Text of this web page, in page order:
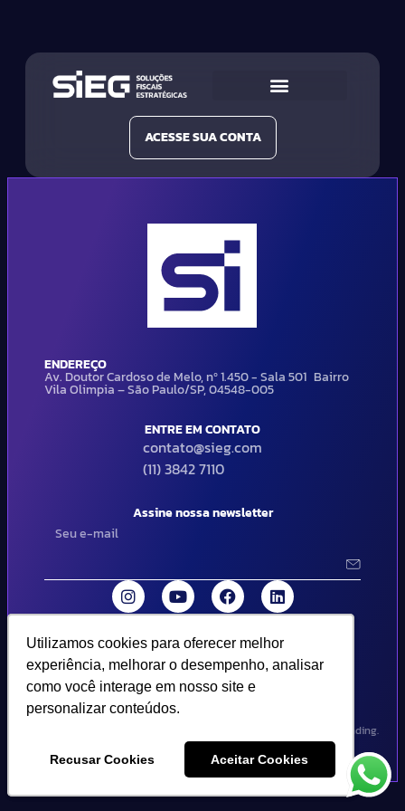
Utilizamos cookies para oferecer melhor
experiência, melhorar o desempenho, analisar
como você interage em nosso site e
personalizar conteúdos.
Recusar Cookies Aceitar Cookies
Utilizamos cookies para oferecer melhor
experiência, melhorar o desempenho, analisar
como você interage em nosso site e
personalizar conteúdos.
Recusar Cookies Aceitar Cookies
ACESSE SUA CONTA
ENDEREÇO
Av. Doutor Cardoso de Melo, nº 1.450 - Sala 501 Bairro
Vila Olimpia – São Paulo/SP, 04548-005
ENTRE EM CONTATO
contato@sieg.com
(11) 3842 7110
Assine nossa newsletter
© 2024 SIEG Soluções Fiscais Estratégicas. Todos os direitos
reservados | Termos de uso e política de privacidade..
Design por Empória Branding.